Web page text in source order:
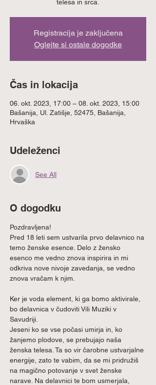
telesa in srca.
Registracija je zaključena
Oglejte si ostale dogodke
Čas in lokacija
06. okt. 2023, 17:00 – 08. okt. 2023, 15:00
Bašanija, Ul. Zatišje, 52475, Bašanija,
Hrvaška
Udeleženci
See All
O dogodku
Pozdravljena!
Pred 18 leti sem ustvarila prvo delavnico na
temo ženske esence. Delo z žensko
esenco me vedno znova inspirira in mi
odkriva nove nivoje zavedanja, se vedno
znova vračam k njim.
Ker je voda element, ki ga bomo aktivirale,
bo delavnica v čudoviti Vili Muziki v
Savudriji.
Jeseni ko se vse počasi umirja in, ko
žanjemo plodove, se prebujajo naša
ženska telesa. Ta so vir čarobne ustvarjalne
energije, zato te vabim, da se mi pridružiš
na magično potovanje v svet ženske
narave. Na delavnici te bom usmerjala,